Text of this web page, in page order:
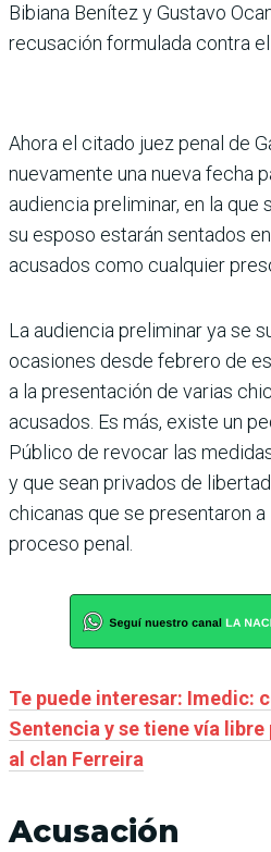
Bibiana Benítez y Gustavo
recusación formulada contra
Ahora el citado juez penal de
nuevamente una nueva fecha
audiencia preliminar, en la que
su esposo estarán sentados
acusados como cualquier
La audiencia preliminar ya se
ocasiones desde febrero de
a la presentación de varias
acusados. Es más, existe un
Público de revocar las
y que sean privados de
chicanas que se presentaron
proceso penal.
Te puede interesar: Imedic:
Sentencia y se tiene vía
al clan Ferreira
Acusación